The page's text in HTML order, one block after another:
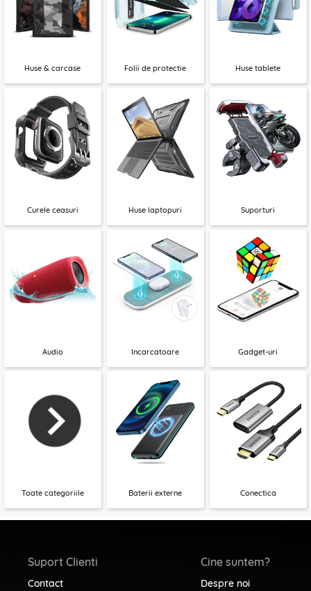
Huse & carcase Folii de protectie Huse tablete
Curele ceasuri Huse laptopuri Suporturi
Audio Incarcatoare Gadget-uri
Toate categoriile Baterii externe Conectica
Suport Clienti
Contact
Cine suntem?
Despre noi